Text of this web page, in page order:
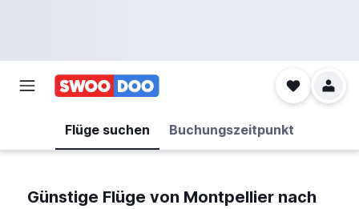
Flüge suchen Buchungszeitpunkt
Günstige Flüge von Montpellier nach